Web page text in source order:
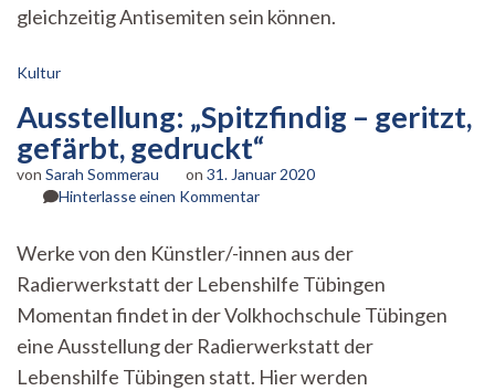
gleichzeitig Antisemiten sein können.
Kultur
Ausstellung: „Spitzfindig – geritzt,
gefärbt, gedruckt“
von Sarah Sommerau on 31. Januar 2020
Hinterlasse einen Kommentarzu
–
geritzt,
gefärbt,
gedruckt“
Werke von den Künstler/-innen aus der
Radierwerkstatt der Lebenshilfe Tübingen
Momentan findet in der Volkhochschule Tübingen
eine Ausstellung der Radierwerkstatt der
Lebenshilfe Tübingen statt. Hier werden